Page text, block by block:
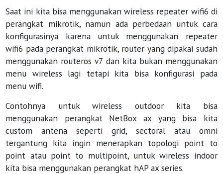
Saat ini kita bisa menggunakan wireless repeater wifi6 di
perangkat mikrotik, namun ada perbedaan untuk cara
konfigurasinya karena untuk menggunakan repeater
wifi6 pada perangkat mikrotik, router yang dipakai sudah
menggunakan routeros v7 dan kita bukan menggunakan
menu wireless lagi tetapi kita bisa konfigurasi pada
menu wifi.
Contohnya untuk wireless outdoor kita bisa
menggunakan perangkat NetBox ax yang bisa kita
custom antena seperti grid, sectoral atau omni
tergantung kita ingin menerapkan topologi point to
point atau point to multipoint, untuk wireless indoor
kita bisa menggunakan perangkat hAP ax series.